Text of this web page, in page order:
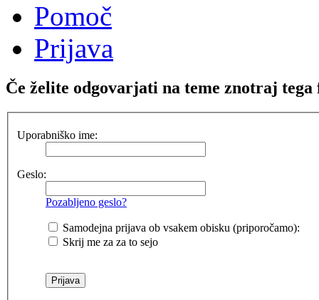
Pomoč
Prijava
Če želite odgovarjati na teme znotraj
Uporabniško ime:
Geslo:
Pozabljeno geslo?
Samodejna prijava ob vsakem obisku (priporočamo):
Skrij me za za to sejo